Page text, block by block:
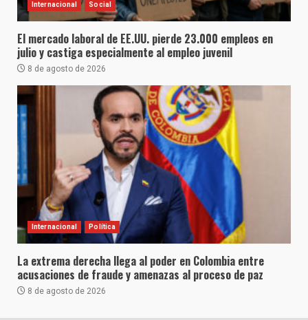
Internacional Social
El mercado laboral de EE.UU. pierde 23.000 empleos en
julio y castiga especialmente al empleo juvenil
8 de agosto de 2026
Internacional Política
La extrema derecha llega al poder en Colombia entre
acusaciones de fraude y amenazas al proceso de paz
8 de agosto de 2026